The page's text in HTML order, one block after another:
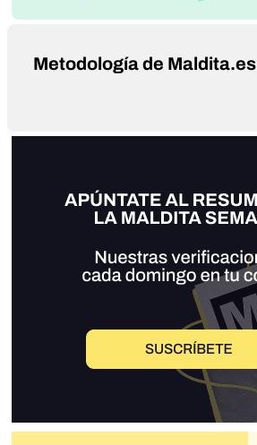
Metodología de Maldita.es